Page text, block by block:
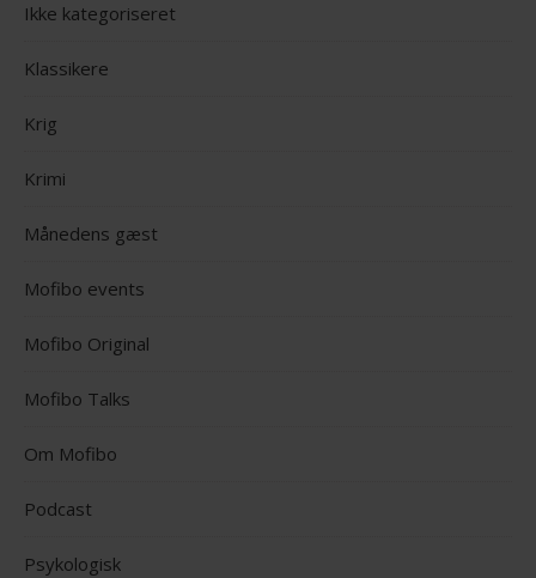
Ikke kategoriseret
Klassikere
Krig
Krimi
Månedens gæst
Mofibo events
Mofibo Original
Mofibo Talks
Om Mofibo
Podcast
Psykologisk